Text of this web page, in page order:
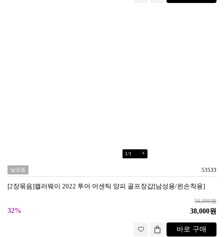
1 /1 +
남성용 53533
[2장묶음]캘러웨이 2022 투어 어센틱 양피 골프장갑[남성용/왼손착용]
56,000원
32% 38,000원
바로 구매